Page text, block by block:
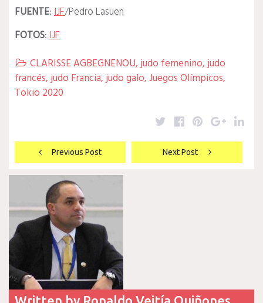
FUENTE:IJF/Pedro Lasuen
FOTOS:IJF
 CLARISSE AGBEGNENOU,judo femenino,judo
francés,judo Francia,judo galo,Juegos Olímpicos,
Tokio 2020
Navegación
de
entradas
Previous Post Next Post
Twitter
Facebook
Pinterest